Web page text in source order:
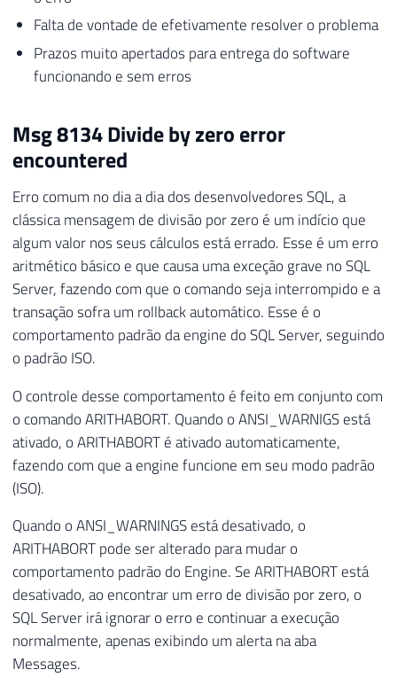
Falta de vontade de efetivamente resolver o problema
Prazos muito apertados para entrega do software
funcionando e sem erros
Msg 8134 Divide by zero error
encountered
Erro comum no dia a dia dos desenvolvedores SQL, a
clássica mensagem de divisão por zero é um indício que
algum valor nos seus cálculos está errado. Esse é um erro
aritmético básico e que causa uma exceção grave no SQL
Server, fazendo com que o comando seja interrompido e a
transação sofra um rollback automático. Esse é o
comportamento padrão da engine do SQL Server, seguindo
o padrão ISO.
O controle desse comportamento é feito em conjunto com
o comando ARITHABORT. Quando o ANSI_WARNIGS está
ativado, o ARITHABORT é ativado automaticamente,
fazendo com que a engine funcione em seu modo padrão
(ISO).
Quando o ANSI_WARNINGS está desativado, o
ARITHABORT pode ser alterado para mudar o
comportamento padrão do Engine. Se ARITHABORT está
desativado, ao encontrar um erro de divisão por zero, o
SQL Server irá ignorar o erro e continuar a execução
normalmente, apenas exibindo um alerta na aba
Messages.